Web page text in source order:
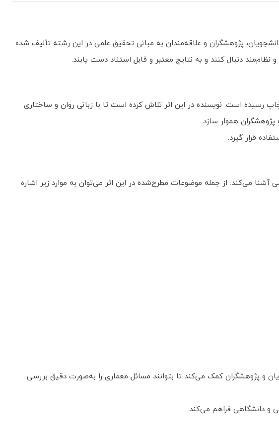
پژوهشگران و علاقه‌مندان به مبانی تحقیق علمی در این رشته تألیف شده
دنبال کنند و به نتایج معتبر و قابل استناد دست یابند.
رسیده است. نویسنده در این اثر تلاش کرده است تا با زبانی روان و ساختاری
هموار سازد.
قرار گیرد.
می‌کند. از جمله موضوعات مطرح‌شده در این اثر می‌توان به موارد زیر اشاره
پژوهشگران کمک می‌کند تا بتوانند مسائل معماری را به‌صورت دقیق بررسی
و دانشگاهی فراهم می‌کند.